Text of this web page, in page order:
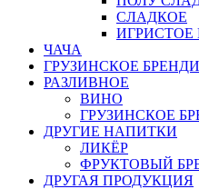
СЛАДКОЕ
ИГРИСТОЕ
ЧАЧА
ГРУЗИНСКОЕ БРЕНДИ
РАЗЛИВНОЕ
ВИНО
ГРУЗИНСКОЕ
ДРУГИЕ НАПИТКИ
ЛИКЁР
ФРУКТОВЫЙ
ДРУГАЯ ПРОДУКЦИЯ